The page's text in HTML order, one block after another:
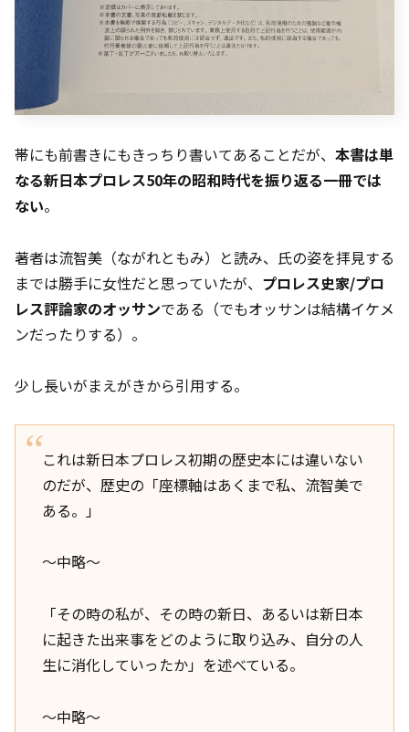
帯にも前書きにもきっちり書いてあることだが、 本書は単
なる新日本プロレス50年の昭和時代を振り返る一冊では
ない。
著者は流智美（ながれともみ）と読み、氏の姿を拝見する
までは勝手に女性だと思っていたが、 プロレス史家/プロ
レス評論家のオッサンである（でもオッサンは結構イケメ
ンだったりする）。
少し長いがまえがきから引用する。
これは新日本プロレス初期の歴史本には違いない
のだが、歴史の「座標軸はあくまで私、流智美で
ある。」
～中略～
「その時の私が、その時の新日、あるいは新日本
に起きた出来事をどのように取り込み、自分の人
生に消化していったか」を述べている。
～中略～